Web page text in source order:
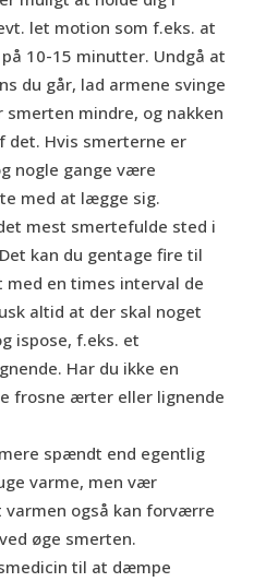
let motion som f.eks. at
10-15 minutter. Undgå at
du går, lad armene svinge
mindre, og nakken
det. Hvis smerterne er
nogle gange være
med at lægge sig.
mest smertefulde sted i
kan du gentage fire til
med en times interval de
altid at der skal noget
ispose, f.eks. et
Har du ikke en
frosne ærter eller lignende
spændt end egentlig
varme, men vær
også kan forværre
øge smerten.
til at dæmpe